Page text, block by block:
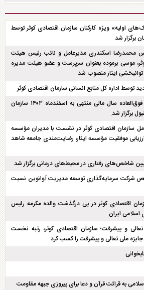
اولیه» ویژه کارکنان سازمان اقتصادی کوثر توسط
برگزار شد
اسکندری مدیرعامل و نائب رئیس هیئت
موسی برموده بعنوان سرپرست و عضو هیئت مدیره
ایثار منصوب شد
توسط اداره کل منابع انسانی سازمان اقتصادی کوثر
مجمع عمومی عادی بطور فوق‌العاده سال مالی منتهی به اسفند‌ماه ۱۴۰۳ سازمان
برگزار شد.
سازمان اقتصادی کوثر در نشست با مدیران مؤسسه
موفقیت مؤسسه ایثار، رضایت‌مندی جامعه شاهد
شاخص‌های رفتاری در محیط‌های درمانی برگزار شد
خالص شرکت سرمایه‌گذاری توسعه مدیریت آوانوین نسبت
اقتصادی کوثر در پی درگذشت والده مکرمه رئیس
ایران
و پیشرفت؛ سازمان اقتصادی کوثر، رتبه نخست
ملی تعالی و پیشرفت را کسب کرد
به قرائت قرآن و دعا برای پیروزی جبهه مقاومت